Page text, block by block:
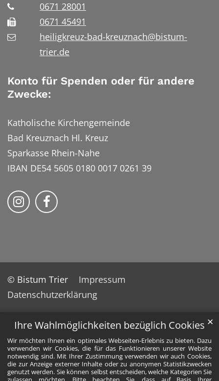
Ihre Wahlmöglichkeiten bezüglich Cookies
Wir möchten Ihnen ein optimales Webseiten-Erlebnis zu bieten. Dazu
verwenden wir Cookies, die für das Funktionieren unserer Website
notwendig sind. Mit Ihrer Zustimmung verwenden wir auch Cookies,
die zur Anzeige externer Inhalte oder zu anonymen Statistikzwecken
genutzt werden. Sie können selbst entscheiden, welche Kategorien Sie
✕
0671 28001
0671 45491
heiligkreuz-bad-kreuznach@bistum-
trier.de
Konto für Spenden oder für andere
Zwecke:
Katholische Kirchengemeinde
Bad Kreuznach Hl. Kreuz
Sparkasse Rhein-Nahe
IBAN DE54 5605 0180 0017 0261 39
Bistum Trier auf Instragram
Bistum Trier auf Facebook
© Bistum Trier
Impressum
Datenschutzerklärung